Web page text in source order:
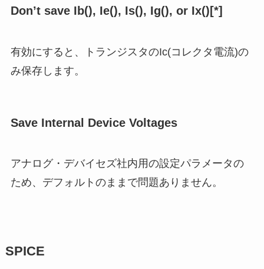
Don’t save Ib(), Ie(), Is(), Ig(), or Ix()[*]
有効にすると、トランジスタのIc(コレクタ電流)の
み保存します。
Save Internal Device Voltages
アナログ・デバイセズ社内用の設定パラメータの
ため、 デフォルトのまま で問題ありません。
SPICE